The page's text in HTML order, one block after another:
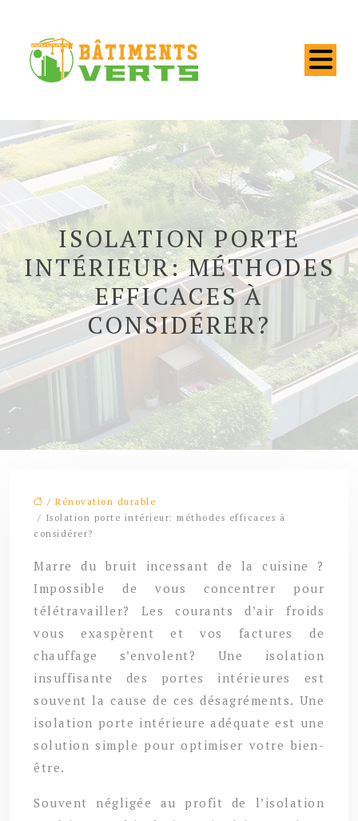
ISOLATION PORTE
INTÉRIEUR: MÉTHODES
EFFICACES À
CONSIDÉRER?
/ Rénovation durable
/ Isolation porte intérieur: méthodes efficaces à
considérer?
Marre du bruit incessant de la cuisine ?
Impossible de vous concentrer pour
télétravailler? Les courants d’air froids
vous exaspèrent et vos factures de
chauffage s’envolent? Une isolation
insuffisante des portes intérieures est
souvent la cause de ces désagréments. Une
isolation porte intérieure adéquate est une
solution simple pour optimiser votre bien-
être.
Souvent négligée au profit de l’isolation